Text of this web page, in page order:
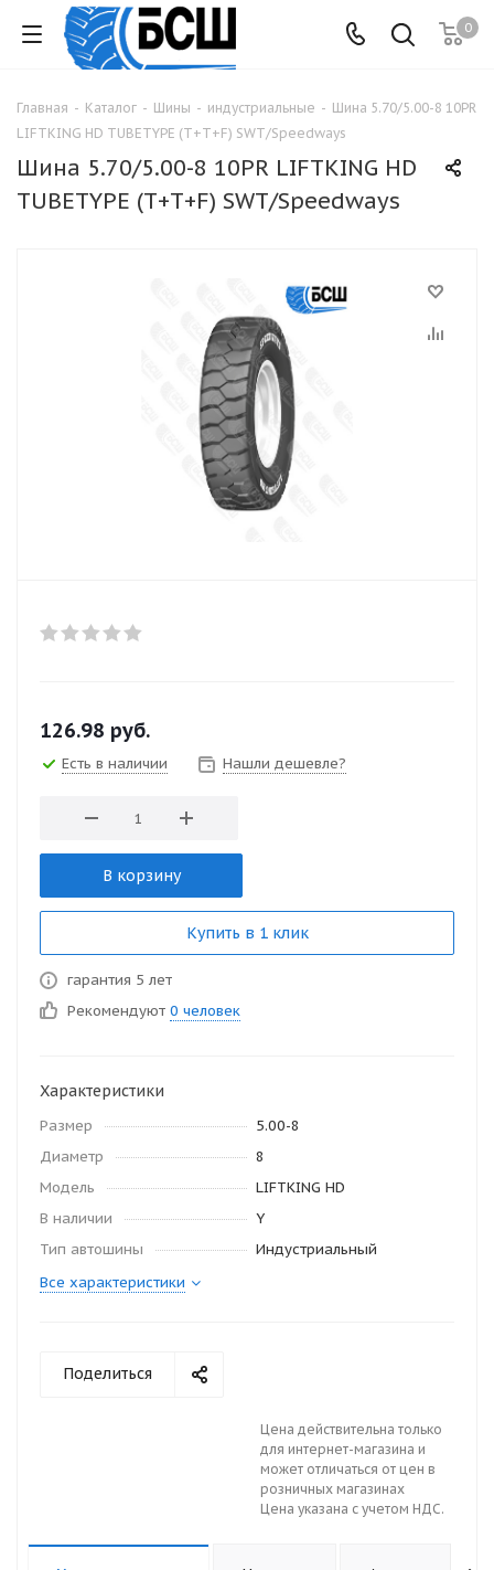
0
Главная - Каталог - Шины - индустриальные - Шина 5.70/5.00-8 10PR
LIFTKING HD TUBETYPE (Т+Т+F) SWT/Speedways
Шина 5.70/5.00-8 10PR LIFTKING HD
TUBETYPE (Т+Т+F) SWT/Speedways
126.98 руб.
Есть в наличии Нашли дешевле?
В корзину
Купить в 1 клик
гарантия 5 лет
Рекомендуют 0 человек
Характеристики
Размер
5.00-8
Диаметр
8
Модель
LIFTKING HD
В наличии
Y
Тип автошины
Индустриальный
Все характеристики
Поделиться
Цена действительна только
для интернет-магазина и
может отличаться от цен в
розничных магазинах
Цена указана с учетом НДС.